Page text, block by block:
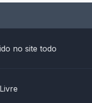
no site todo